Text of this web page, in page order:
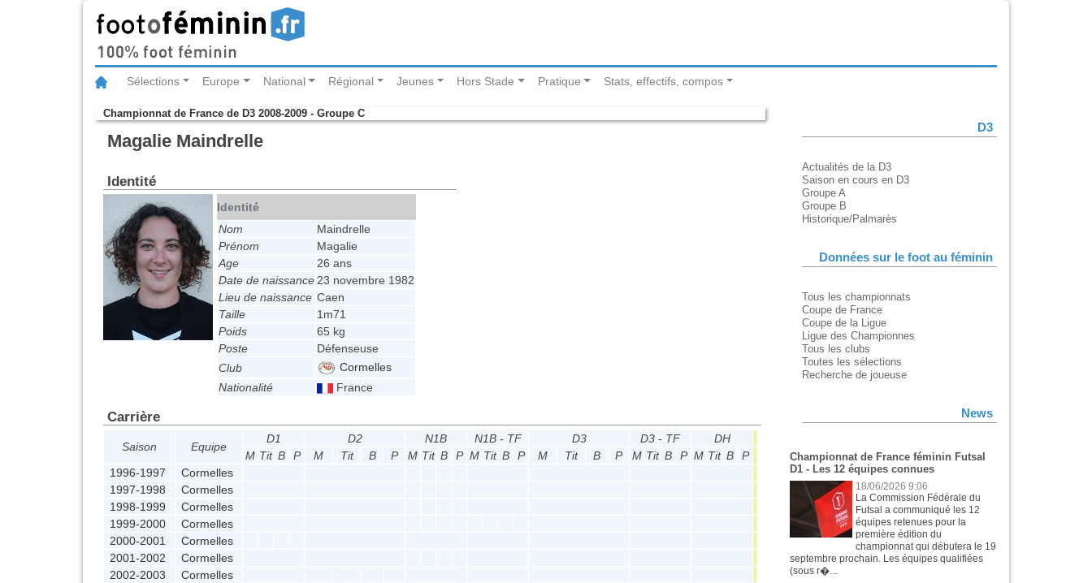
Sélections Europe National Régional Jeunes Hors Stade Pratique Stats, effectifs, compos
Championnat de France de D3 2008-2009 - Groupe C
Magalie Maindrelle
Identité
Identité
Nom
Maindrelle
Prénom
Magalie
Age
26 ans
Date de naissance23 novembre 1982
Lieu de naissance Caen
Taille
1m71
Poids
65 kg
Poste
Défenseuse
Club
Cormelles
Nationalité
France
Carrière
Saison Equipe
D1 D2 N1B N1B - TF D3 D3 - TF DH
M Tit B P M Tit B P M Tit B P M Tit B P M Tit B P M Tit B P M Tit B P Tit B
P
1996-1997
Cormelles
1997-1998
Cormelles
1998-1999
Cormelles
1999-2000
Cormelles
2000-2001
Cormelles
2001-2002
Cormelles
2002-2003
Cormelles
D3
Actualités de la D3
Saison en cours en D3
Groupe A
Groupe B
Historique/Palmarès
Données sur le foot au féminin
Tous les championnats
Coupe de France
Coupe de la Ligue
Ligue des Championnes
Tous les clubs
Toutes les sélections
Recherche de joueuse
News
Championnat de France féminin Futsal
D1 - Les 12 équipes connues
18/06/2026 9:06
La Commission Fédérale du
Futsal a communiqué les 12
équipes retenues pour la
première édition du
championnat qui débutera le 19
septembre prochain. Les équipes qualifiées
(sous r�...